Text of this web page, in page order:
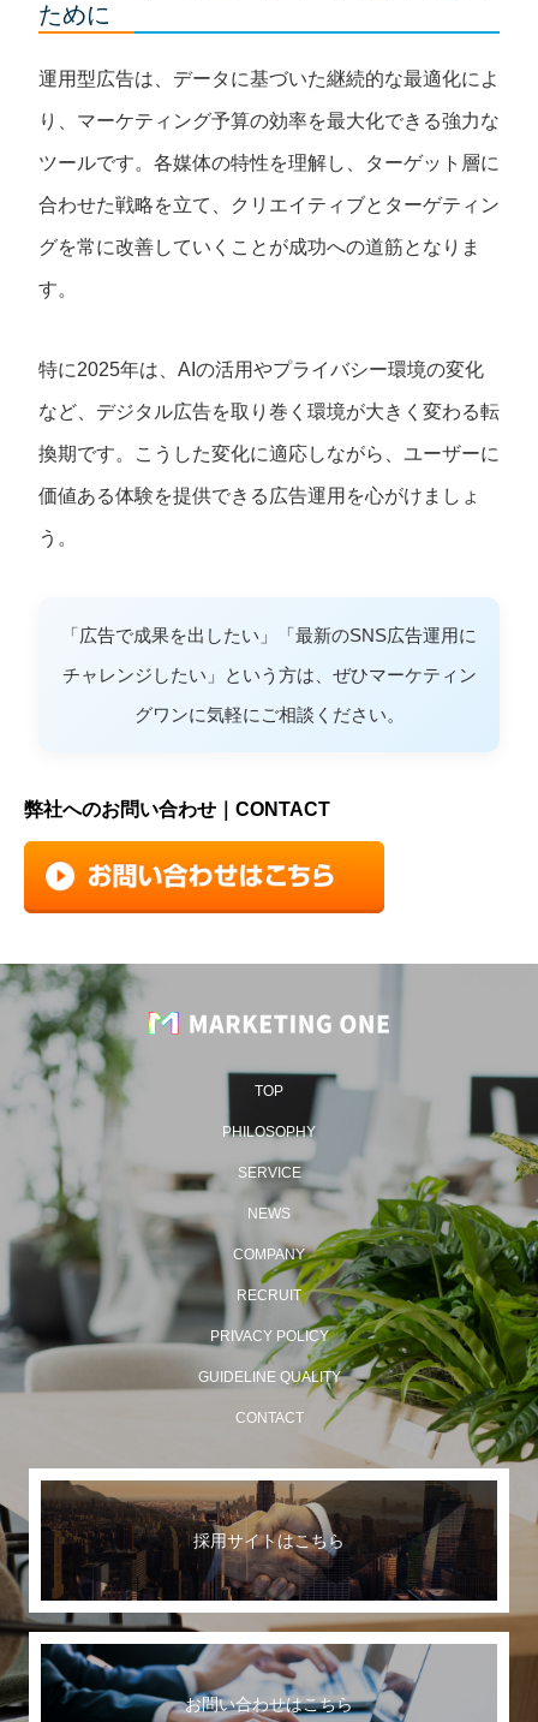
ために
運用型広告は、データに基づいた継続的な最適化によ
り、マーケティング予算の効率を最大化できる強力な
ツールです。各媒体の特性を理解し、ターゲット層に
合わせた戦略を立て、クリエイティブとターゲティン
グを常に改善していくことが成功への道筋となりま
す。
特に2025年は、AIの活用やプライバシー環境の変化
など、デジタル広告を取り巻く環境が大きく変わる転
換期です。こうした変化に適応しながら、ユーザーに
価値ある体験を提供できる広告運用を心がけましょ
う。
「広告で成果を出したい」「最新のSNS広告運用に
チャレンジしたい」という方は、ぜひマーケティン
グワンに気軽にご相談ください。
弊社へのお問い合わせ｜CONTACT
TOP
PHILOSOPHY
SERVICE
NEWS
COMPANY
RECRUIT
PRIVACY POLICY
GUIDELINE QUALITY
CONTACT
採用サイトはこちら
お問い合わせはこちら